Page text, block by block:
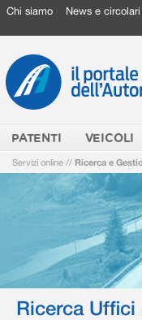
Chi siamo News e circolari
PATENTI VEICOLI
Servizi online // Ricerca e
Ricerca